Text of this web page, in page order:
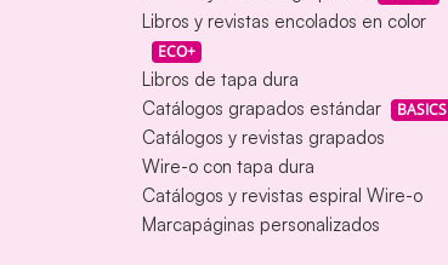
Libros y revistas encolados en color
ECO+
Libros de tapa dura
Catálogos grapados estándar
BASICS
Catálogos y revistas grapados
Wire-o con tapa dura
Catálogos y revistas espiral Wire-o
Marcapáginas personalizados